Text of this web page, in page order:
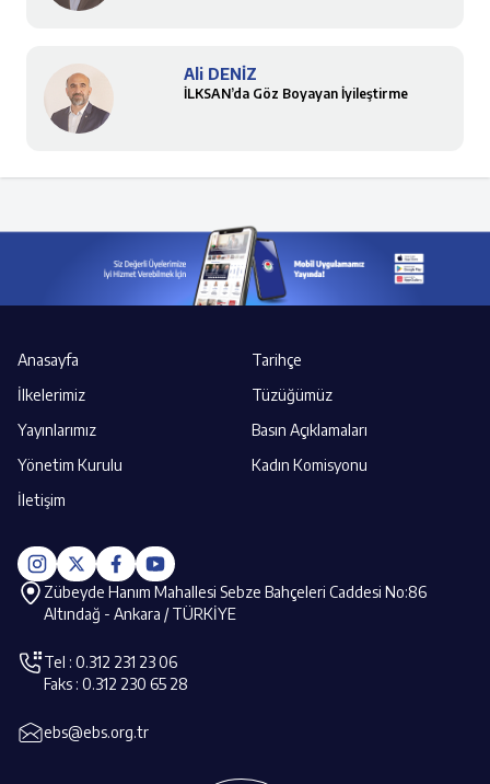
Ali DENİZ
İLKSAN’da Göz Boyayan İyileştirme
Anasayfa
Tarihçe
İlkelerimiz
Tüzüğümüz
Yayınlarımız
Basın Açıklamaları
Yönetim Kurulu
Kadın Komisyonu
İletişim
Zübeyde Hanım Mahallesi Sebze Bahçeleri Caddesi No:86
Altındağ - Ankara / TÜRKİYE
Tel : 0.312 231 23 06
Faks : 0.312 230 65 28
ebs@ebs.org.tr